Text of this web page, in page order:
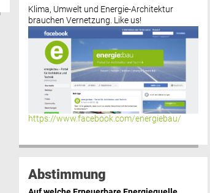
Klima, Umwelt und Energie-Architektur
brauchen Vernetzung. Like us!
https://www.facebook.com/energiebau/
Abstimmung